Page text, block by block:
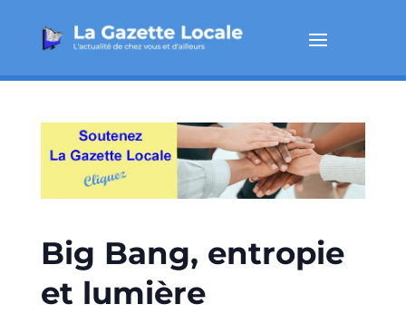
Big Bang, entropie
et lumière